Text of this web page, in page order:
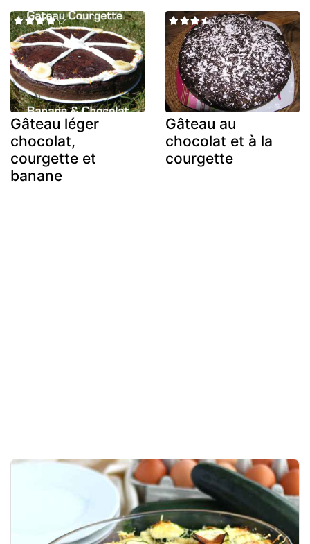
Gâteau léger
chocolat,
courgette et
banane
Gâteau au
chocolat et à la
courgette